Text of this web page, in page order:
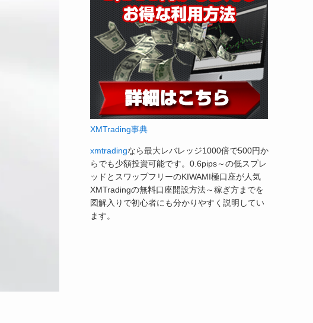
XMTrading事典
xmtradingなら最大レバレッジ1000倍で500円か
らでも少額投資可能です。0.6pips～の低スプレ
ッドとスワップフリーのKIWAMI極口座が人気
XMTradingの無料口座開設方法～稼ぎ方までを
図解入りで初心者にも分かりやすく説明してい
ます。